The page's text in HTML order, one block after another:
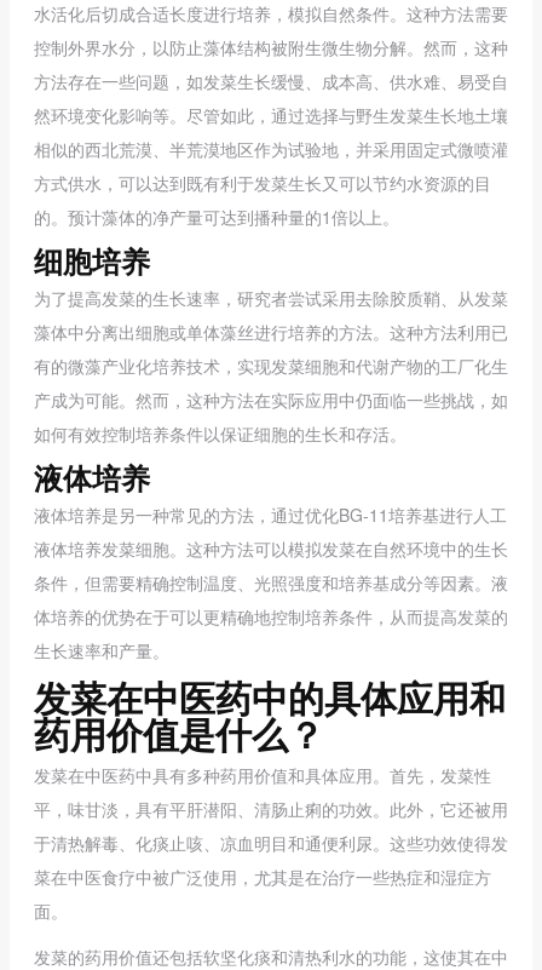
水活化后切成合适长度进行培养，模拟自然条件。这种方法需要
控制外界水分，以防止藻体结构被附生微生物分解。然而，这种
方法存在一些问题，如发菜生长缓慢、成本高、供水难、易受自
然环境变化影响等。尽管如此，通过选择与野生发菜生长地土壤
相似的西北荒漠、半荒漠地区作为试验地，并采用固定式微喷灌
方式供水，可以达到既有利于发菜生长又可以节约水资源的目
的。预计藻体的净产量可达到播种量的1倍以上。
细胞培养
为了提高发菜的生长速率，研究者尝试采用去除胶质鞘、从发菜
藻体中分离出细胞或单体藻丝进行培养的方法。这种方法利用已
有的微藻产业化培养技术，实现发菜细胞和代谢产物的工厂化生
产成为可能。然而，这种方法在实际应用中仍面临一些挑战，如
如何有效控制培养条件以保证细胞的生长和存活。
液体培养
液体培养是另一种常见的方法，通过优化BG-11培养基进行人工
液体培养发菜细胞。这种方法可以模拟发菜在自然环境中的生长
条件，但需要精确控制温度、光照强度和培养基成分等因素。液
体培养的优势在于可以更精确地控制培养条件，从而提高发菜的
生长速率和产量。
发菜在中医药中的具体应用和
药用价值是什么？
发菜在中医药中具有多种药用价值和具体应用。首先，发菜性
平，味甘淡，具有平肝潜阳、清肠止痢的功效。此外，它还被用
于清热解毒、化痰止咳、凉血明目和通便利尿。这些功效使得发
菜在中医食疗中被广泛使用，尤其是在治疗一些热症和湿症方
面。
发菜的药用价值还包括软坚化痰和清热利水的功能，这使其在中